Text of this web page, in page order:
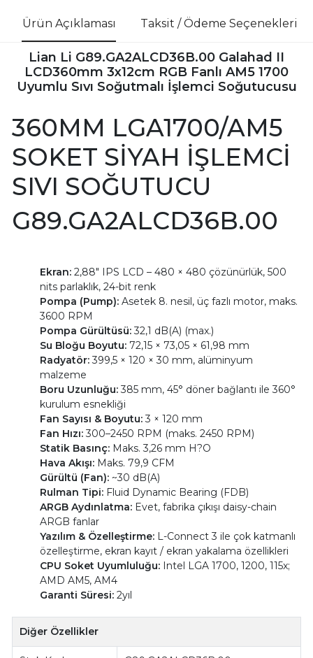
Ürün Açıklaması Taksit / Ödeme Seçenekleri
Lian Li G89.GA2ALCD36B.00 Galahad II
LCD360mm 3x12cm RGB Fanlı AM5 1700
Uyumlu Sıvı Soğutmalı İşlemci Soğutucusu
360MM LGA1700/AM5
SOKET SİYAH İŞLEMCİ
SIVI SOĞUTUCU
G89.GA2ALCD36B.00
Ekran:2,88″ IPS LCD – 480 × 480 çözünürlük, 500
nits parlaklık, 24-bit renk
Pompa (Pump):Asetek 8. nesil, üç fazlı motor, maks.
3600 RPM
Pompa Gürültüsü:32,1 dB(A) (max.)
Su Bloğu Boyutu:72,15 × 73,05 × 61,98 mm
Radyatör:399,5 × 120 × 30 mm, alüminyum
malzeme
Boru Uzunluğu:385 mm, 45° döner bağlantı ile 360°
kurulum esnekliği
Fan Sayısı & Boyutu:3 × 120 mm
Fan Hızı:300–2450 RPM (maks. 2450 RPM)
Statik Basınç:Maks. 3,26 mm H?O
Hava Akışı:Maks. 79,9 CFM
Gürültü (Fan):~30 dB(A)
Rulman Tipi:Fluid Dynamic Bearing (FDB)
ARGB Aydınlatma:Evet, fabrika çıkışı daisy-chain
ARGB fanlar
Yazılım & Özelleştirme:L-Connect 3 ile çok katmanlı
özelleştirme, ekran kayıt / ekran yakalama özellikleri
CPU Soket Uyumluluğu:Intel LGA 1700, 1200, 115x;
AMD AM5, AM4
Garanti Süresi:2yıl
Diğer Özellikler